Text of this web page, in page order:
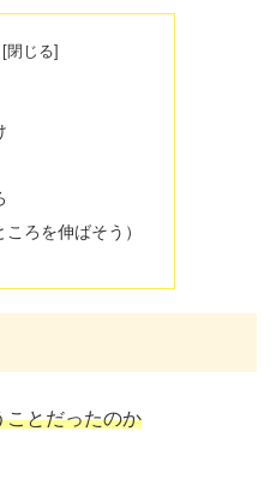
ろを伸ばそう）
ことだったのか